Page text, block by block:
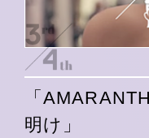
「
明け」